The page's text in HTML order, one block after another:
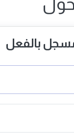
مسجل بالفعل